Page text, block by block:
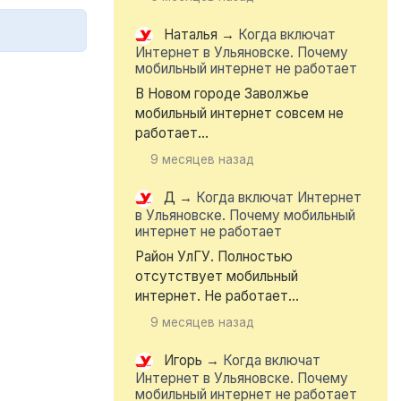
Наталья → Когда включат
Интернет в Ульяновске. Почему
мобильный интернет не работает
В Новом городе Заволжье
мобильный интернет совсем не
работает...
9 месяцев назад
Д → Когда включат Интернет
в Ульяновске. Почему мобильный
интернет не работает
Район УлГУ. Полностью
отсутствует мобильный
интернет. Не работает...
9 месяцев назад
Игорь → Когда включат
Интернет в Ульяновске. Почему
мобильный интернет не работает